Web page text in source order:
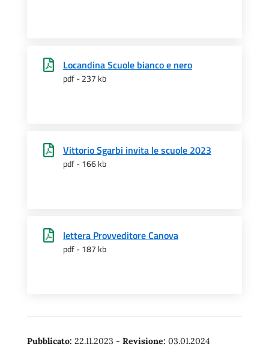
Locandina Scuole bianco e nero
pdf - 237 kb
Vittorio Sgarbi invita le scuole 2023
pdf - 166 kb
lettera Provveditore Canova
pdf - 187 kb
Pubblicato: 22.11.2023 - Revisione: 03.01.2024